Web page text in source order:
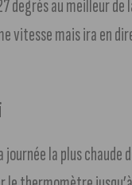
degrés au meilleur de
vitesse mais ira en
journée la plus chaude